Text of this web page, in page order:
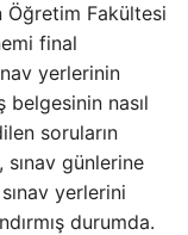
Öğretim Fakültesi
final
yerlerinin
belgesinin nasıl
soruların
sınav günlerine
yerlerini
durumda.